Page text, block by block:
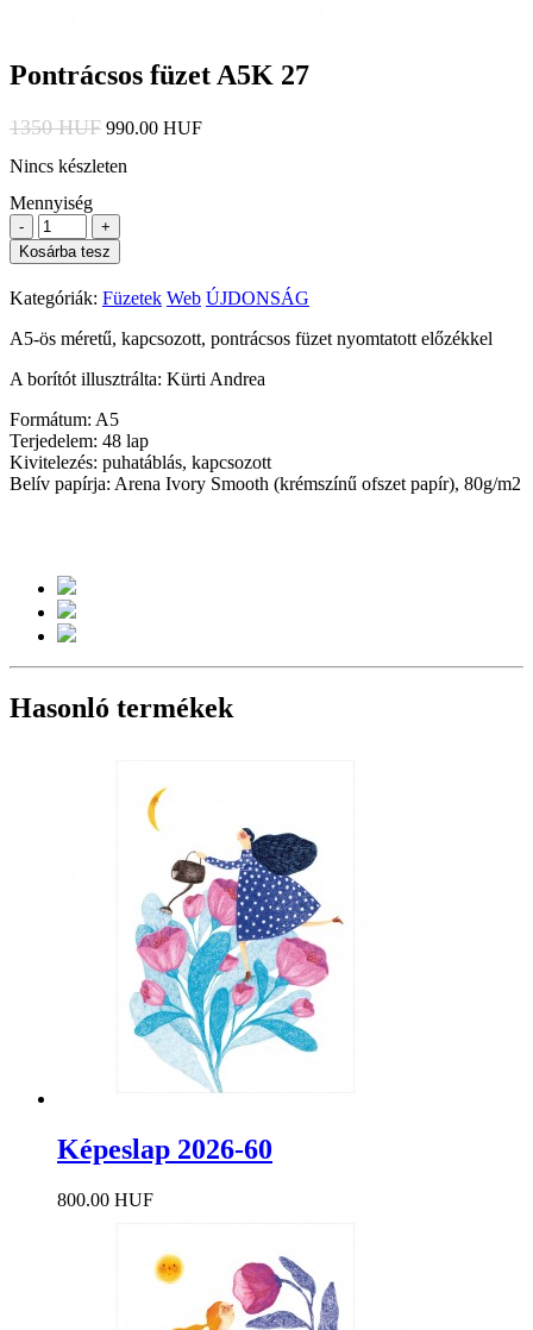
Pontrácsos füzet A5K 27
1350 HUF 990.00 HUF
Nincs készleten
Mennyiség
-
+
Kosárba tesz
Kategóriák: Füzetek Web ÚJDONSÁG
A5-ös méretű, kapcsozott, pontrácsos füzet nyomtatott előzékkel
A borítót illusztrálta: Kürti Andrea
Formátum: A5
Terjedelem: 48 lap
Kivitelezés: puhatáblás, kapcsozott
Belív papírja: Arena Ivory Smooth (krémszínű ofszet papír), 80g/m2
Hasonló termékek
Képeslap 2026-60
800.00 HUF